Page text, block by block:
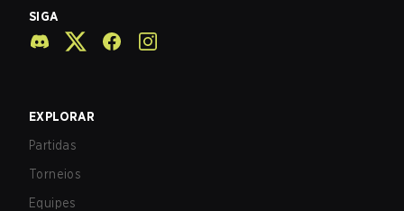
SIGA
EXPLORAR
Partidas
Torneios
Equipes